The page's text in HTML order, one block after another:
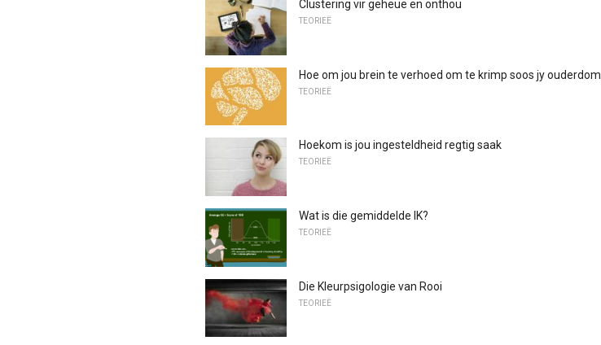
Clustering vir geheue en onthou
TEORIEË
Hoe om jou brein te verhoed om te krimp soos jy ouderdom
TEORIEË
Hoekom is jou ingesteldheid regtig saak
TEORIEË
Wat is die gemiddelde IK?
TEORIEË
Die Kleurpsigologie van Rooi
TEORIEË